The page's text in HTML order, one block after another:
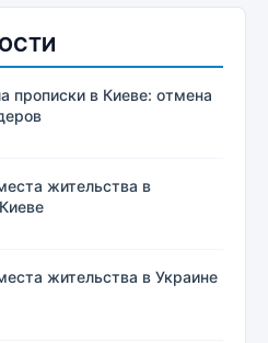
прописки в Киеве: отмена
жительства в
жительства в Украине